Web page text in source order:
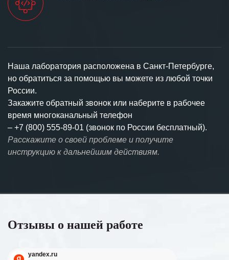
Наша лаборатория расположена в Санкт-Петербурге,
но обратиться за помощью вы можете из любой точки
России.
Закажите обратный звонок или наберите в рабочее
время многоканальный телефон
– +7 (800) 555-89-01 (звонок по России бесплатный).
Расскажите о своей проблеме и получите
инструкцию к дальнейшим действиям.
Отзывы о нашей работе
yandex.ru